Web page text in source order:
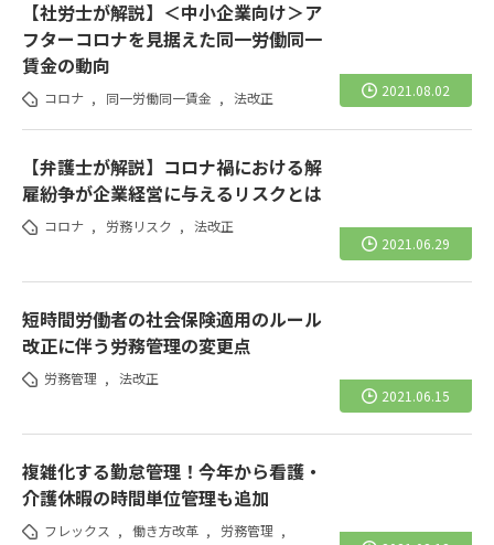
2021.08.02
【社労士が解説】＜中小企業向け＞ア
フターコロナを見据えた同一労働同一
賃金の動向
コロナ , 同一労働同一賃金 , 法改正
2021.06.29
【弁護士が解説】コロナ禍における解
雇紛争が企業経営に与えるリスクとは
コロナ , 労務リスク , 法改正
2021.06.15
短時間労働者の社会保険適用のルール
改正に伴う労務管理の変更点
労務管理 , 法改正
複雑化する勤怠管理！今年から看護・
介護休暇の時間単位管理も追加
フレックス , 働き方改革 , 労務管理 ,